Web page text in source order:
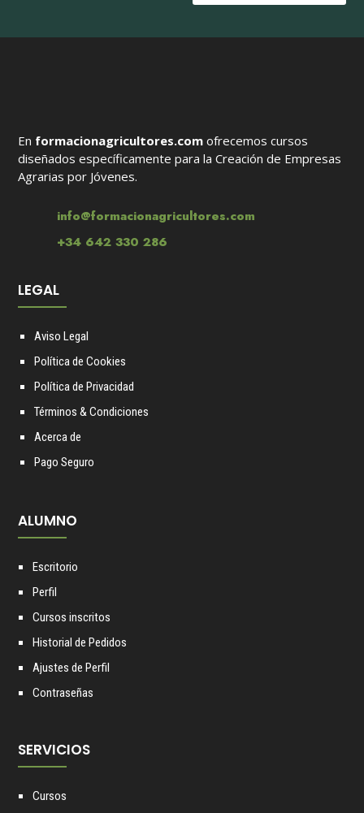
En formacionagricultores.com ofrecemos cursos
diseñados específicamente para la Creación de Empresas
Agrarias por Jóvenes.
info@formacionagricultores.com
+34 642 330 286
LEGAL
Aviso Legal
Política de Cookies
Política de Privacidad
Términos & Condiciones
Acerca de
Pago Seguro
ALUMNO
Escritorio
Perfil
Cursos inscritos
Historial de Pedidos
Ajustes de Perfil
Contraseñas
SERVICIOS
Cursos